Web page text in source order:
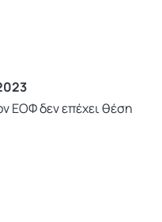
ΕΟΦ δεν επέχει θέση